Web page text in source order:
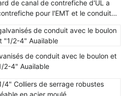
de canal de contrefiche d'UL a
pour l'EMT et le conduit
de conduit avec le boulon et
2-4" Auailable